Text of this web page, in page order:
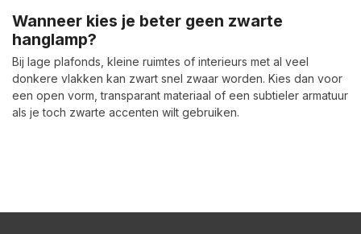
Wanneer kies je beter geen zwarte
hanglamp?
Bij lage plafonds, kleine ruimtes of interieurs met al veel
donkere vlakken kan zwart snel zwaar worden. Kies dan voor
een open vorm, transparant materiaal of een subtieler armatuur
als je toch zwarte accenten wilt gebruiken.